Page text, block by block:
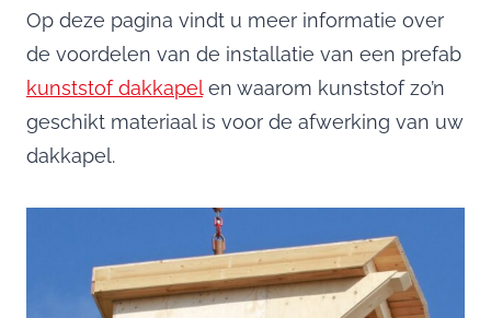
Op deze pagina vindt u meer informatie over
de voordelen van de installatie van een prefab
kunststof dakkapelen waarom kunststof zo’n
geschikt materiaal is voor de afwerking van uw
dakkapel.